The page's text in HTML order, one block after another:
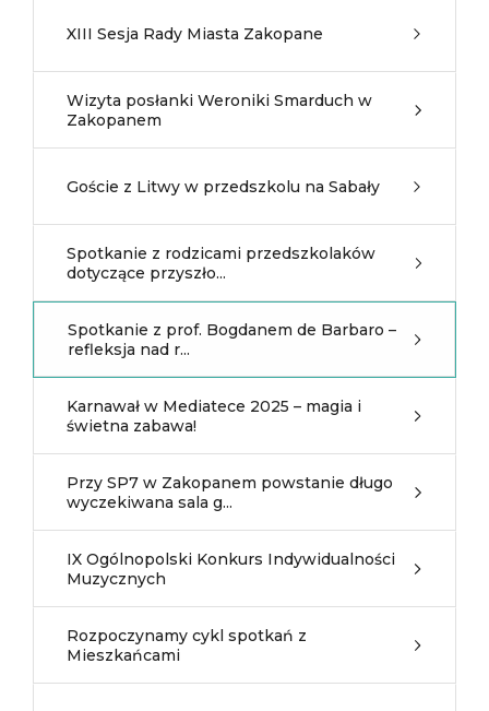
XIII Sesja Rady Miasta Zakopane
Wizyta posłanki Weroniki Smarduch w
Zakopanem
Goście z Litwy w przedszkolu na Sabały
Spotkanie z rodzicami przedszkolaków
dotyczące przyszło...
Spotkanie z prof. Bogdanem de Barbaro –
refleksja nad r...
Karnawał w Mediatece 2025 – magia i
świetna zabawa!
Przy SP7 w Zakopanem powstanie długo
wyczekiwana sala g...
IX Ogólnopolski Konkurs Indywidualności
Muzycznych
Rozpoczynamy cykl spotkań z
Mieszkańcami